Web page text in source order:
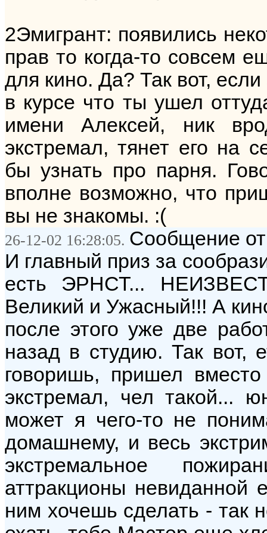
2Эмигрант: появились
прав то когда-то совсем
для кино. Да? Так вот,
в курсе что ты ушел
имени Алексей, ник
экстремал, тянет его на
бы узнать про парня.
вполне возможно, что
вы не знакомы. :(
26-12-02 16:28:05. Сообщение
И главный приз за
есть ЭРНСТ...
Великий и Ужасный!!! А
после этого уже две
назад в студию. Так вот,
говоришь, пришел
экстремал, чел такой...
может я чего-то не
домашнему, и весь
экстремальное
аттракционы невиданной
ним хочешь сделать - так